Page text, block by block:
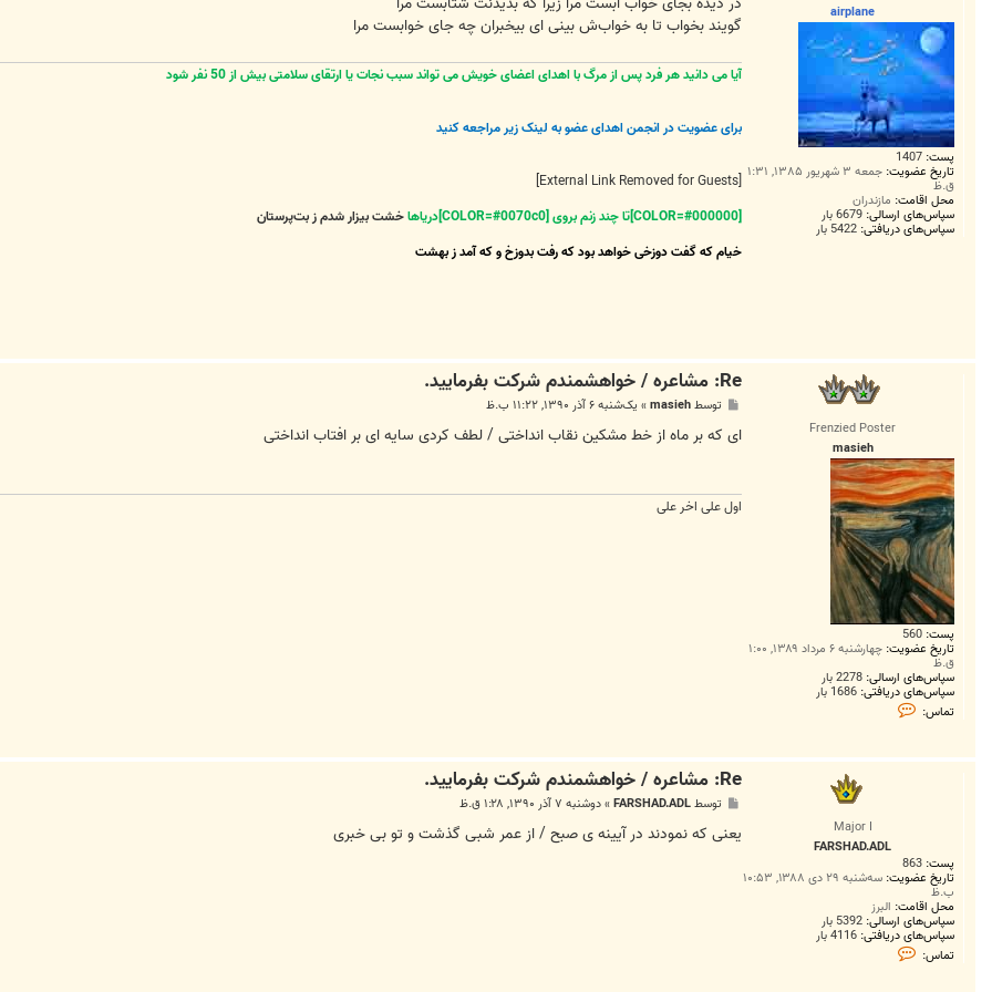
airplane
پست: 1407
تاریخ عضویت: جمعه ۳ شهریور ۱۳۸۵, ۱:۳۱
ق.ظ
محل اقامت: مازندران
سپاس‌های ارسالی: 6679 بار
سپاس‌های دریافتی: 5422 بار
گویند بخواب تا به خواب‌ش بینی ای بیخبران چه جای خوابست مرا
آیا می دانید هر فرد پس از مرگ با اهدای اعضای خویش می تواند سبب نجات یا ارتقای سلامتی بیش از 50 نفر شود
برای عضویت در انجمن اهدای عضو به لینک زیر مراجعه کنید
[External Link Removed for Guests]
[COLOR=#000000]تا چند زنم بروی [COLOR=#0070c0]دریاها
خشت بیزار شدم ز بت‌پرستان
خیام که گفت دوزخی خواهد بود که رفت بدوزخ و که آمد ز بهشت
Frenzied Poster
masieh
پست: 560
تاریخ عضویت: چهارشنبه ۶ مرداد ۱۳۸۹, ۱:۰۰
ق.ظ
سپاس‌های ارسالی: 2278 بار
سپاس‌های دریافتی: 1686 بار
تماس:
ت
m
Re: مشاعره / خواهشمندم شرکت بفرماييد.
ت
توسطmasieh
» یک‌شنبه ۶ آذر ۱۳۹۰, ۱۱:۲۲ ب.ظ
ای که بر ماه از خط مشکین نقاب انداختی / لطف کردی سایه ای بر افتاب انداختی
اول علی اخر علی
Major I
FARSHAD.ADL
پست: 863
تاریخ عضویت: سه‌شنبه ۲۹ دی ۱۳۸۸, ۱۰:۵۳
ب.ظ
محل اقامت: البرز
سپاس‌های ارسالی: 5392 بار
سپاس‌های دریافتی: 4116 بار
تماس:
ت
Re: مشاعره / خواهشمندم شرکت بفرماييد.
ت
توسطFARSHAD.ADL
»دوشنبه ۷ آذر ۱۳۹۰, ۱:۲۸ ق.ظ
یعنی که نمودند در آیینه ی صبح / از عمر شبی گذشت و تو بی خبری